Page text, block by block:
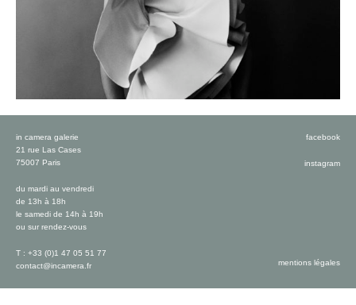
in camera galerie
21 rue Las Cases
75007 Paris
du mardi au vendredi
de 13h à 18h
le samedi de 14h à 19h
ou sur rendez-vous
T : +33 (0)1 47 05 51 77
contact@incamera.fr
facebook
instagram
mentions légales